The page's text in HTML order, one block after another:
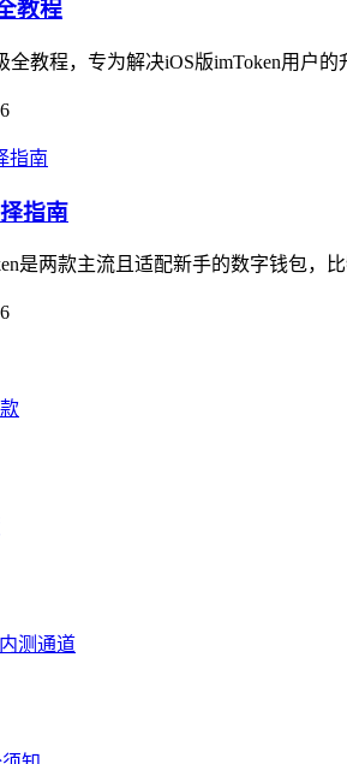
教程
全教程，专为解决iOS版imToken用户
指南
是两款主流且适配新手的数字钱包